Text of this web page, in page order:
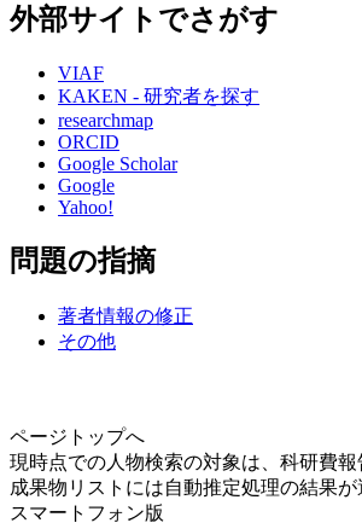
外部サイトでさがす
VIAF
KAKEN - 研究者を探す
researchmap
ORCID
Google Scholar
Google
Yahoo!
問題の指摘
著者情報の修正
その他
ページトップへ
現時点での人物検索の対象は、科研費報
成果物リストには自動推定処理の結果
スマートフォン版